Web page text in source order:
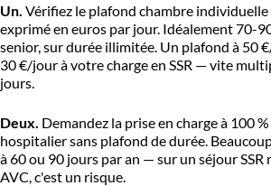
Un. Vérifiez le plafond chambre
exprimé en euros par jour. Idéalement 70-
senior, sur durée illimitée. Un plafond à 50
30 €/jour à votre charge en SSR — vite
jours.
Deux. Demandez la prise en charge à 100
hospitalier sans plafond de durée.
à 60 ou 90 jours par an — sur un séjour
AVC, c'est un risque.